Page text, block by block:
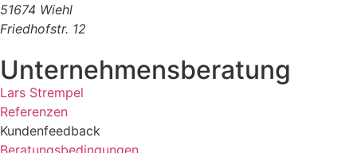
51674 Wiehl
Friedhofstr. 12
Unternehmensberatung
Lars Strempel
Referenzen
Kundenfeedback
Beratungsbedingungen